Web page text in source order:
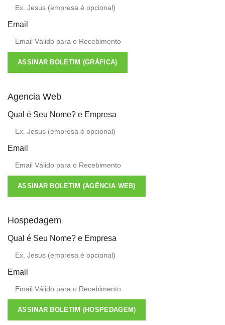
Email
ASSINAR BOLETIM (GRÁFICA)
Agencia Web
Qual é Seu Nome? e Empresa
Email
ASSINAR BOLETIM (AGÊNCIA WEB)
Hospedagem
Qual é Seu Nome? e Empresa
Email
ASSINAR BOLETIM (HOSPEDAGEM)